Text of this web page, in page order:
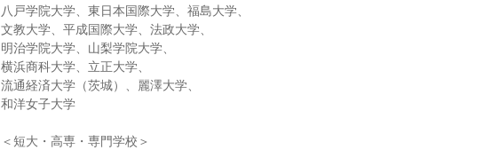
八戸学院大学、東日本国際大学、福島大学、
文教大学、平成国際大学、法政大学、
明治学院大学、山梨学院大学、
横浜商科大学、立正大学、
流通経済大学（茨城）、麗澤大学、
和洋女子大学
＜短大・高専・専門学校＞